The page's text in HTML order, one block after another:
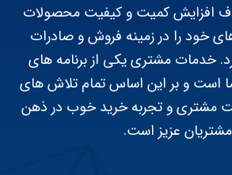
افزایش کمیت و کیفیت محصولات
خود را در زمینه فروش و صادرات
خدمات مشتری یکی از برنامه های
است و بر این اساس تمام تلاش های
مشتری و تجربه خرید خوب در ذهن
مشتریان عزیز است.